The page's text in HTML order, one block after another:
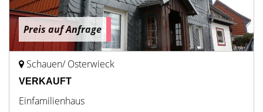
Preis auf Anfrage
Schauen/ Osterwieck
VERKAUFT
Einfamilienhaus